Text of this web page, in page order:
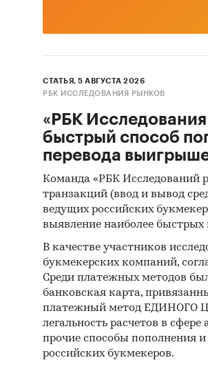
СТАТЬЯ, 5 АВГУСТА 2026
РБК ИССЛЕДОВАНИЯ РЫНКОВ
«РБК
быстрый способ
перевода
Команда «РБК Исследований
транзакций (ввод и вывод
ведущих российских
выявление наиболее быстрых
В качестве участников
букмекерских компаний,
Среди платежных методов
банковская карта,
платежный метод ЕДИНОГО
легальность расчетов в
прочие способы пополнения
российских букмекеров.